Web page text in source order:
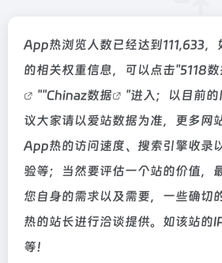
App热浏览人数已经达到111,633
的相关权重信息，可以点击"5118数
""Chinaz数据
"进入；以目前
议大家请以爱站数据为准，更多网
App热的访问速度、搜索引擎收录
验等；当然要评估一个站的价值，
您自身的需求以及需要，一些确切
热的站长进行洽谈提供。如该站的
等！